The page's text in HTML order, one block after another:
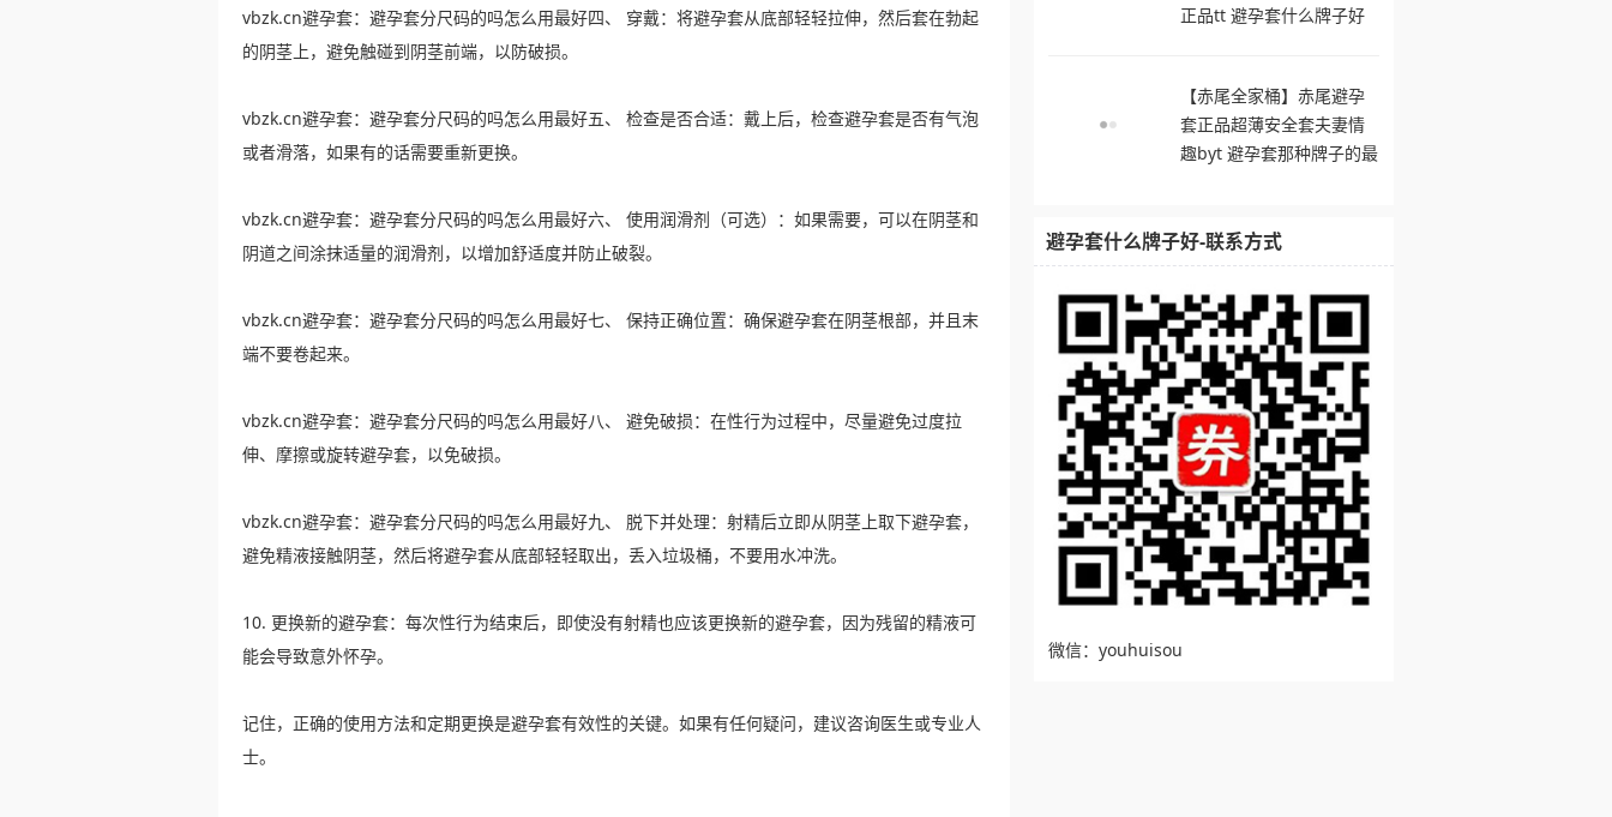
vbzk.cn避孕套：避孕套分尺码的吗怎么用最好四、 穿戴：将避孕套从底部轻轻拉伸，然后套在勃起
的阴茎上，避免触碰到阴茎前端，以防破损。
vbzk.cn避孕套：避孕套分尺码的吗怎么用最好五、 检查是否合适：戴上后，检查避孕套是否有气泡
或者滑落，如果有的话需要重新更换。
vbzk.cn避孕套：避孕套分尺码的吗怎么用最好六、 使用润滑剂（可选）：如果需要，可以在阴茎和
阴道之间涂抹适量的润滑剂，以增加舒适度并防止破裂。
vbzk.cn避孕套：避孕套分尺码的吗怎么用最好七、 保持正确位置：确保避孕套在阴茎根部，并且末
端不要卷起来。
vbzk.cn避孕套：避孕套分尺码的吗怎么用最好八、 避免破损：在性行为过程中，尽量避免过度拉
伸、摩擦或旋转避孕套，以免破损。
vbzk.cn避孕套：避孕套分尺码的吗怎么用最好九、 脱下并处理：射精后立即从阴茎上取下避孕套，
避免精液接触阴茎，然后将避孕套从底部轻轻取出，丢入垃圾桶，不要用水冲洗。
10. 更换新的避孕套：每次性行为结束后，即使没有射精也应该更换新的避孕套，因为残留的精液可
能会导致意外怀孕。
记住，正确的使用方法和定期更换是避孕套有效性的关键。如果有任何疑问，建议咨询医生或专业人
士。
正品tt 避孕套什么牌子好
【赤尾全家桶】赤尾避孕
套正品超薄安全套夫妻情
趣byt 避孕套那种牌子的最
避孕套什么牌子好-联系方式
微信：youhuisou